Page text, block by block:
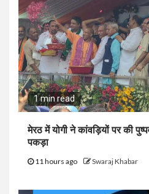
1 min read
मेरठ में योगी ने कांवड़ियों पर की
पकड़ा
11 hours ago Swaraj Khabar